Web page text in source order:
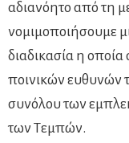
αδιανόητο από τη
νομιμοποιήσουμε
διαδικασία η
ποινικών ευθυνών
συνόλου των
των Τεμπών.